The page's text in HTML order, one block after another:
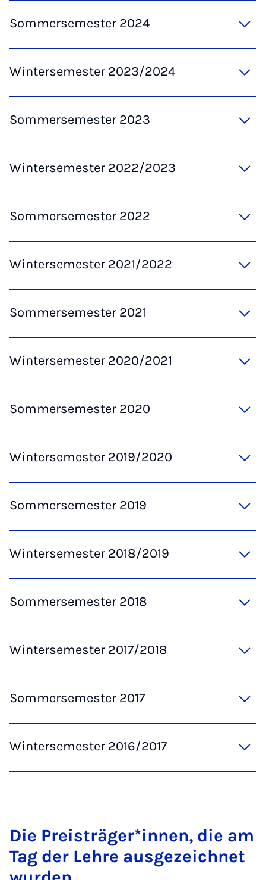
Sommersemester 2024
Wintersemester 2023/2024
Sommersemester 2023
Wintersemester 2022/2023
Sommersemester 2022
Wintersemester 2021/2022
Sommersemester 2021
Wintersemester 2020/2021
Sommersemester 2020
Wintersemester 2019/2020
Sommersemester 2019
Wintersemester 2018/2019
Sommersemester 2018
Wintersemester 2017/2018
Sommersemester 2017
Wintersemester 2016/2017
Die Pre­is­träger­*innen, die am
Tag der Lehre aus­gezeich­net